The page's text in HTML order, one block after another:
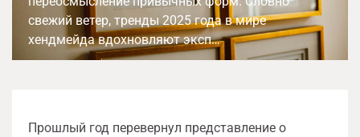
свежий ветер, тренды 2025 года в мире
хендмейда вдохновляют эксп…
Прошлый год перевернул представление о